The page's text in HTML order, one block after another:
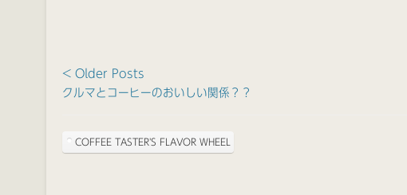
< Older Posts
クルマとコーヒーのおいしい関係？？
COFFEE TASTER'S FLAVOR WHEEL